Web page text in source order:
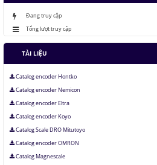
Lưu trữ hình ảnh kỹ thuật số trong ADN
Đang truy cập
Tổng lượt truy cập
TÀI LIỆU
Catalog encoder Hontko
Catalog encoder Nemicon
Catalog encoder Eltra
Catalog encoder Koyo
Catalog Scale DRO Mitutoyo
Catalog encoder OMRON
Catalog Magnescale